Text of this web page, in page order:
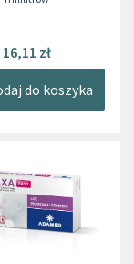
16,11 zł
do koszyka